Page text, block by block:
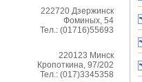
222720 Дзержинск
Фоминых, 54
Тел.: (01716)55693
220123 Минск
Кропоткина, 97/202
Тел.: (017)3345358